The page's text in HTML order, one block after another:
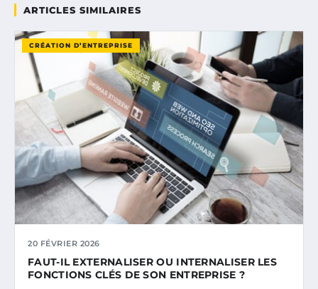
ARTICLES SIMILAIRES
CRÉATION D’ENTREPRISE
20 FÉVRIER 2026
FAUT-IL EXTERNALISER OU INTERNALISER LES
FONCTIONS CLÉS DE SON ENTREPRISE ?